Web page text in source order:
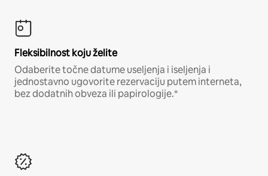
Fleksibilnost koju želite
Odaberite točne datume useljenja i iseljenja i
jednostavno ugovorite rezervaciju putem interneta,
bez dodatnih obveza ili papirologije.*